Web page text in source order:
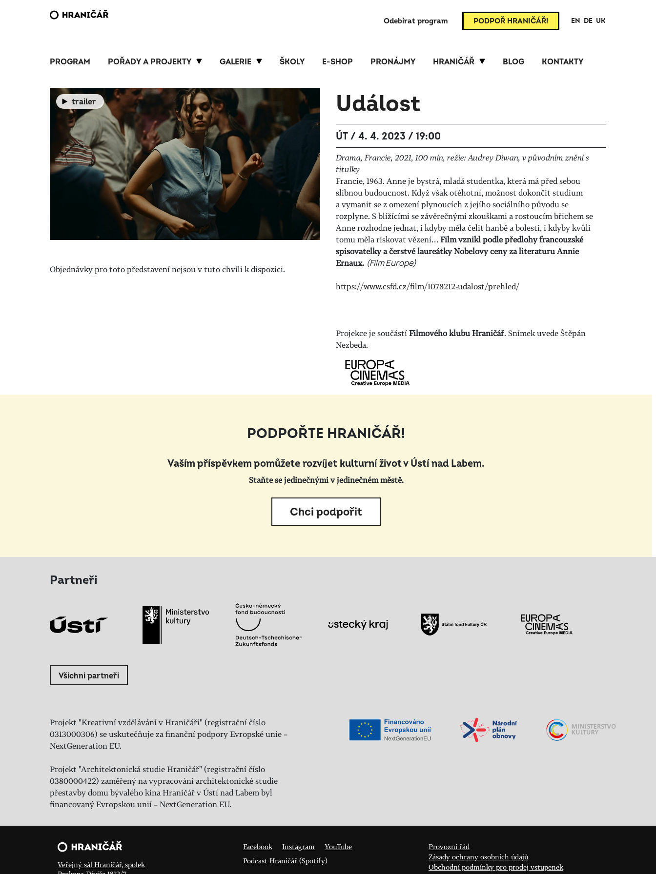
Odebírat program PODPOŘ HRANIČÁŘ! EN DE UK
PROGRAM POŘADY A PROJEKTY GALERIE ŠKOLY E-SHOP PRONÁJMY HRANIČÁŘ BLOG KONTAKTY
trailer Událost
ÚT / 4. 4. 2023 / 19:00
Drama, Francie, 2021, 100 min, režie: Audrey Diwan, v původním znění s
titulky
Francie, 1963. Anne je bystrá, mladá studentka, která má před sebou
slibnou budoucnost. Když však otěhotní, možnost dokončit studium
a vymanit se z omezení plynoucích z jejího sociálního původu se
rozplyne. S blížícími se závěrečnými zkouškami a rostoucím břichem se
Anne rozhodne jednat, i kdyby měla čelit hanbě a bolesti, i kdyby kvůli
tomu měla riskovat vězení…Film vznikl podle předlohy francouzské
spisovatelky a čerstvé laureátky Nobelovy ceny za literaturu Annie
Ernaux. (Film Europe)
https://www.csfd.cz/film/1078212-udalost/prehled/
Projekce je součástíFilmového klubu Hraničář. Snímek uvede Štěpán
Nezbeda.
Objednávky pro toto představení nejsou v tuto chvíli k dispozici.
PODPOŘTE HRANIČÁŘ!
Vaším příspěvkem pomůžete rozvíjet kulturní život v Ústí nad Labem.
Staňte se jedinečnými v jedinečném městě.
Chci podpořit
Partneři
Všichni partneři
Projekt "Kreativní vzdělávání v Hraničáři" (registrační číslo
0313000306) se uskutečňuje za finanční podpory Evropské unie –
NextGeneration EU.
Projekt "Architektonická studie Hraničář" (registrační číslo
0380000422) zaměřený na vypracování architektonické studie
přestavby domu bývalého kina Hraničář v Ústí nad Labem byl
financovaný Evropskou unií – NextGeneration EU.
Veřejný sál Hraničář, spolek
Facebook Instagram
YouTube
Podcast Hraničář (Spotify)
Provozní řád
Zásady ochrany osobních údajů
Obchodní podmínky pro prodej vstupenek